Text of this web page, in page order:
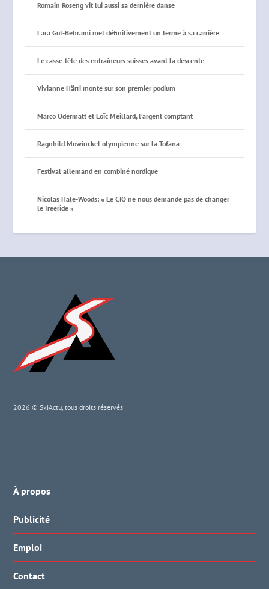
Romain Roseng vit lui aussi sa dernière danse
Lara Gut-Behrami met définitivement un terme à sa carrière
Le casse-tête des entraîneurs suisses avant la descente
Vivianne Härri monte sur son premier podium
Marco Odermatt et Loïc Meillard, l’argent comptant
Ragnhild Mowinckel olympienne sur la Tofana
Festival allemand en combiné nordique
Nicolas Hale-Woods: « Le CIO ne nous demande pas de changer
le freeride »
2026 © SkiActu, tous droits réservés
À propos
Publicité
Emploi
Contact